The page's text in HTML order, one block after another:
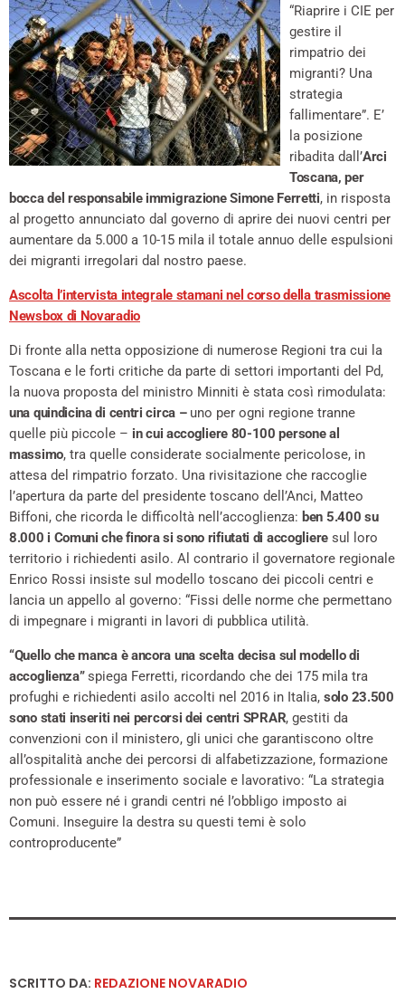
“Riaprire i CIE per
gestire il
rimpatrio dei
migranti? Una
strategia
fallimentare”. E’
la posizione
ribadita dall’Arci
Toscana, per
bocca del responsabile immigrazione Simone Ferretti, in risposta
al progetto annunciato dal governo di aprire dei nuovi centri per
aumentare da 5.000 a 10-15 mila il totale annuo delle espulsioni
dei migranti irregolari dal nostro paese.
Ascolta l’intervista integrale stamani nel corso della trasmissione
Newsbox di Novaradio
Di fronte alla netta opposizione di numerose Regioni tra cui la
Toscana e le forti critiche da parte di settori importanti del Pd,
la nuova proposta del ministro Minniti è stata così rimodulata:
una quindicina di centri circa –uno per ogni regione tranne
quelle più piccole – in cui accogliere 80-100 persone al
massimo, tra quelle considerate socialmente pericolose, in
attesa del rimpatrio forzato. Una rivisitazione che raccoglie
l’apertura da parte del presidente toscano dell’Anci, Matteo
Biffoni, che ricorda le difficoltà nell’accoglienza: ben 5.400 su
8.000 i Comuni che finora si sono rifiutati di accoglieresul loro
territorio i richiedenti asilo. Al contrario il governatore regionale
Enrico Rossi insiste sul modello toscano dei piccoli centri e
lancia un appello al governo: “Fissi delle norme che permettano
di impegnare i migranti in lavori di pubblica utilità.
“Quello che manca è ancora una scelta decisa sul modello di
accoglienza”spiega Ferretti, ricordando che dei 175 mila tra
profughi e richiedenti asilo accolti nel 2016 in Italia, solo 23.500
sono stati inseriti nei percorsi dei centri SPRAR, gestiti da
convenzioni con il ministero, gli unici che garantiscono oltre
all’ospitalità anche dei percorsi di alfabetizzazione, formazione
professionale e inserimento sociale e lavorativo: “La strategia
non può essere né i grandi centri né l’obbligo imposto ai
Comuni. Inseguire la destra su questi temi è solo
controproducente”
SCRITTO DA: REDAZIONE NOVARADIO